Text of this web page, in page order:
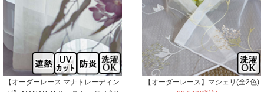
【オーダーレース マナトレーディン
【オーダーレース】マシェリ(全2色)